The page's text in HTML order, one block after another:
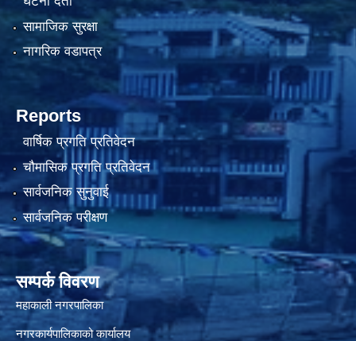
सामाजिक सुरक्षा
नागरिक वडापत्र
Reports
वार्षिक प्रगति प्रतिवेदन
चौमासिक प्रगति प्रतिवेदन
सार्वजनिक सुनुवाई
सार्वजनिक परीक्षण
सम्पर्क विवरण
महाकाली नगरपालिका
नगरकार्यपालिकाको कार्यालय